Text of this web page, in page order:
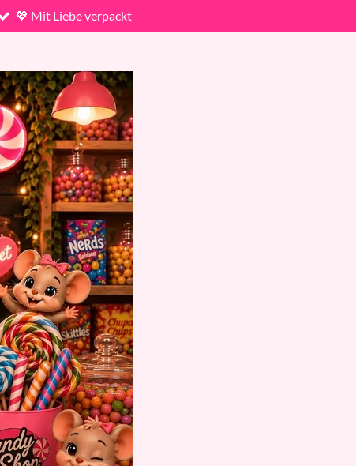
💖 Mit Liebe verpackt